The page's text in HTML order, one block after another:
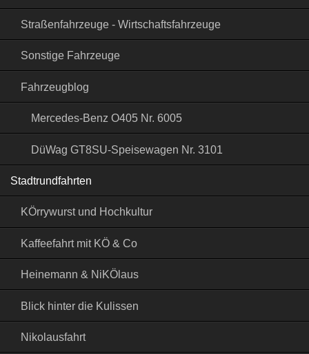
Straßenfahrzeuge - Wirtschaftsfahrzeuge
Sonstige Fahrzeuge
Fahrzeugblog
Mercedes-Benz O405 Nr. 6005
DüWag GT8SU-Speisewagen Nr. 3101
Stadtrundfahrten
KÖrrywurst und Hochkultur
Kaffeefahrt mit KÖ & Co
Heinemann & NiKÖlaus
Blick hinter die Kulissen
Nikolausfahrt